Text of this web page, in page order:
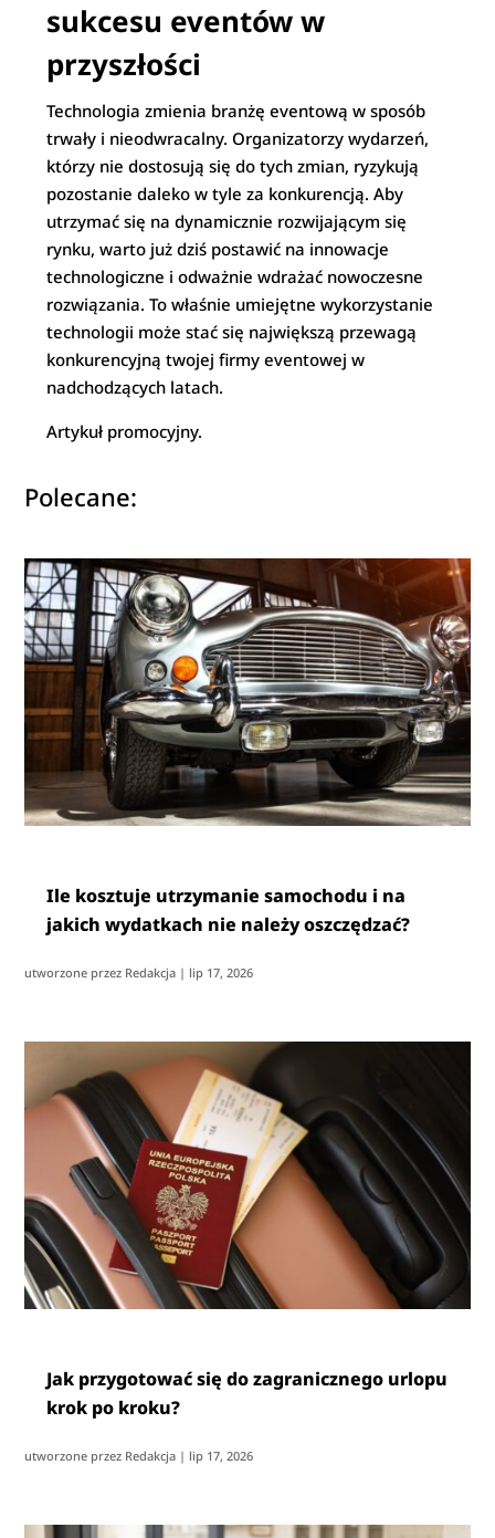
sukcesu eventów w
przyszłości
Technologia zmienia branżę eventową w sposób
trwały i nieodwracalny. Organizatorzy wydarzeń,
którzy nie dostosują się do tych zmian, ryzykują
pozostanie daleko w tyle za konkurencją. Aby
utrzymać się na dynamicznie rozwijającym się
rynku, warto już dziś postawić na innowacje
technologiczne i odważnie wdrażać nowoczesne
rozwiązania. To właśnie umiejętne wykorzystanie
technologii może stać się największą przewagą
konkurencyjną twojej firmy eventowej w
nadchodzących latach.
Artykuł promocyjny.
Polecane:
Ile kosztuje utrzymanie samochodu i na
jakich wydatkach nie należy oszczędzać?
utworzone przez Redakcja | lip 17, 2026
Jak przygotować się do zagranicznego urlopu
krok po kroku?
utworzone przez Redakcja | lip 17, 2026